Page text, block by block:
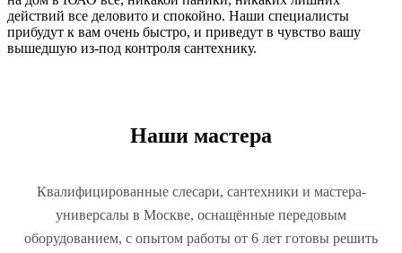
действий все деловито и спокойно. Наши специалисты
прибудут к вам очень быстро, и приведут в чувство вашу
вышедшую из-под контроля сантехнику.
Наши мастера
Квалифицированные слесари, сантехники и мастера-
универсалы в Москве, оснащённые передовым
оборудованием, с опытом работы от 6 лет готовы решить